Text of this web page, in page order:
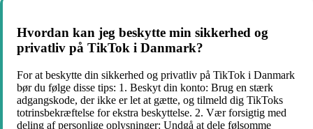
Hvordan kan jeg beskytte min sikkerhed og
privatliv på TikTok i Danmark?
For at beskytte din sikkerhed og privatliv på TikTok i Danmark
bør du følge disse tips: 1. Beskyt din konto: Brug en stærk
adgangskode, der ikke er let at gætte, og tilmeld dig TikToks
totrinsbekræftelse for ekstra beskyttelse. 2. Vær forsigtig med
deling af personlige oplysninger: Undgå at dele følsomme